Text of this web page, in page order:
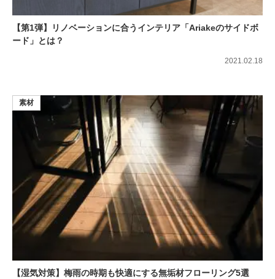
【第1弾】リノベーションに合うインテリア「Ariakeのサイドボ
ード」とは？
2021.02.18
【湿気対策】梅雨の時期も快適にする無垢材フローリング5選
素材